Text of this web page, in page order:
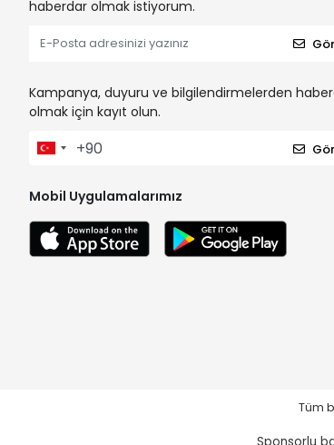
haberdar olmak istiyorum.
Kampanya, duyuru ve bilgilendirmelerden
olmak için kayıt olun.
Mobil Uygulamalarımız
Tüm